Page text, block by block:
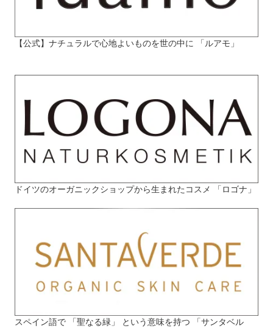
【公式】ナチュラルで心地よいものを世の中に 「ルアモ」
ドイツのオーガニックショップから生まれたコスメ 「ロゴナ」
スペイン語で 「聖なる緑」 という意味を持つ 「サンタベル